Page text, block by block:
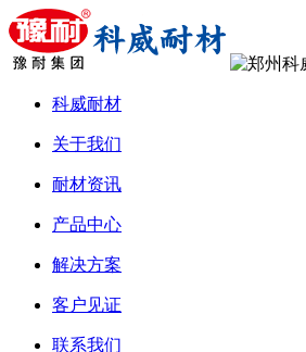
科威耐材
关于我们
耐材资讯
产品中心
解决方案
客户见证
联系我们